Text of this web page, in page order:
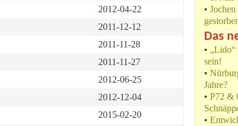
2012-04-22
2011-12-12
2011-11-28
2011-11-27
2012-06-25
2012-12-04
2015-02-20
•
Das
• „Lido“
sein!
•
Jahre?
• P72 &
•